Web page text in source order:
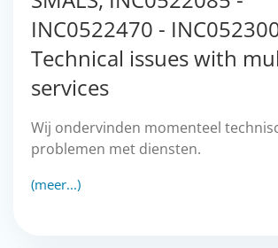
INC0522470 -
Technical issues with
services
Wij ondervinden momenteel
problemen met diensten.
(meer...)